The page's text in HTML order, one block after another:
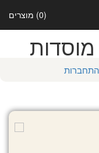
(0) מוצרים
התחברות